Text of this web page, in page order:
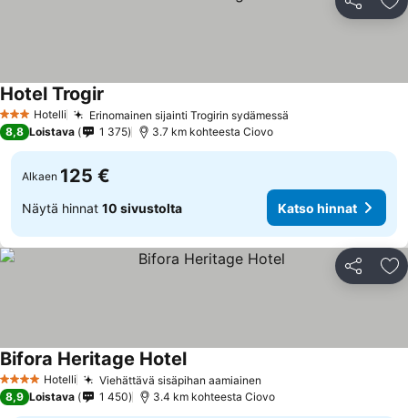
Jaa
3 Tähtiluokitus
Hotelli Erinomainen sijainti Trogirin sydämessä
Hotel Trogir
8,8 Loistava 1 375 3.7 km kohteesta Ciovo
Alkaen 125 €
Näytä hinnat 10 sivustolta Katso hinnat
Jaa
4 Tähtiluokitus
Hotelli Viehättävä sisäpihan aamiainen
Bifora Heritage Hotel
8,9 Loistava 1 450 3.4 km kohteesta Ciovo